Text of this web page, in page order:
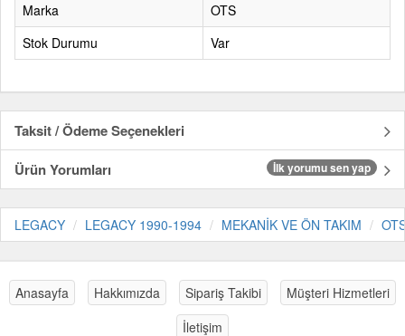
Marka
OTS
Stok Durumu
Var
Taksit / Ödeme Seçenekleri
Ürün Yorumları
İlk yorumu sen yap
LEGACY LEGACY 1990-1994 MEKANİK VE ÖN TAKIM
Anasayfa Hakkımızda Sipariş Takibi
Müşteri Hizmetleri
İletişim